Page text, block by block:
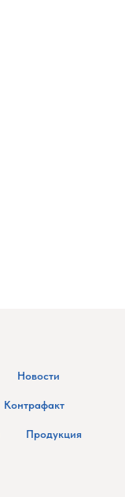
Новости
Контрафакт
Продукция